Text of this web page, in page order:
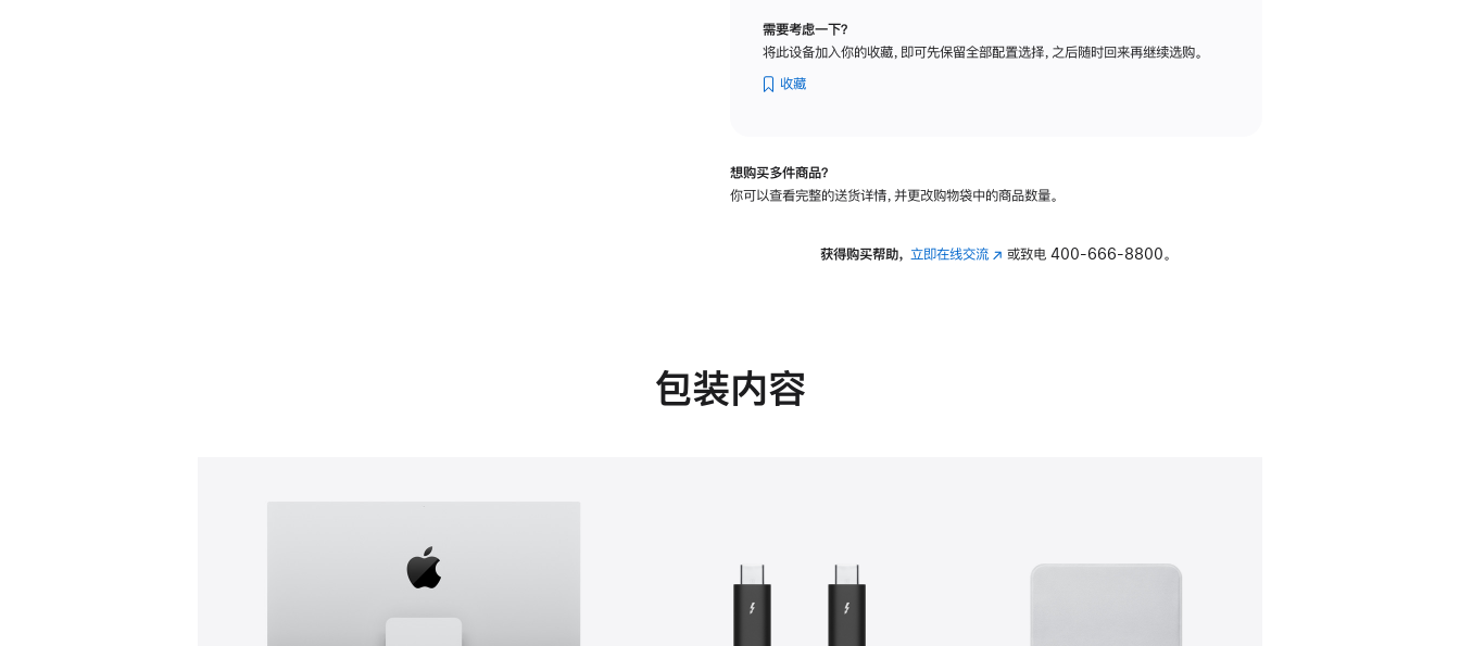
理
可
斜
需要考虑一下？
将此设备加入你的收藏，即可先保留全部配置选择，之后随时回来再继续选购。
收藏
想购买多件商品？
你可以查看完整的送货详情，并更改购物袋中的商品数量。
获得购买帮助， 立即在线交流(在 或致电400-666-8800。
包装内容